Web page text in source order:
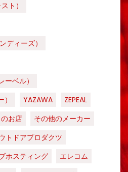
ト）
ィーズ）
ーベル）
YAZAWA
ZEPEAL
お店
その他のメーカー
トドアプロダクツ
ホスティング
エレコム